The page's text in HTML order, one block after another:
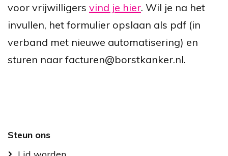
voor vrijwilligers vind je hier. Wil je na het
invullen, het formulier opslaan als pdf (in
verband met nieuwe automatisering) en
sturen naar facturen@borstkanker.nl.
Footer
Steun ons